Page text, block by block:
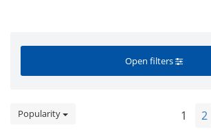
Open filters
Popularity 1 2